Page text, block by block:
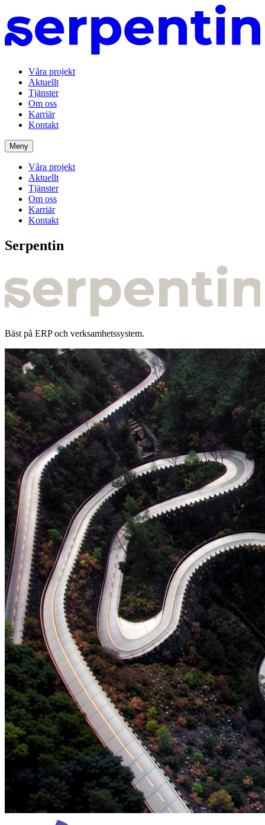
Våra projekt
Aktuellt
Tjänster
Om oss
Karriär
Kontakt
Meny
Våra projekt
Aktuellt
Tjänster
Om oss
Karriär
Kontakt
Serpentin
Bäst på ERP och verksamhets­system.